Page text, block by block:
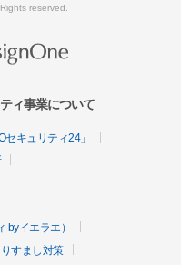
reserved.
ィ事業について
キュリティ24」
byイエラエ）
すまし対策